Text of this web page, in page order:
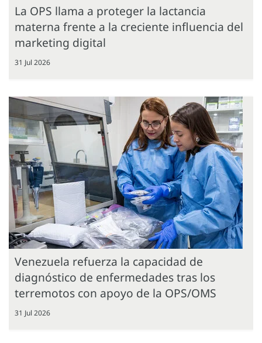
La OPS llama a proteger la lactancia
materna frente a la creciente influencia del
marketing digital
31 Jul 2026
Venezuela refuerza la capacidad de
diagnóstico de enfermedades tras los
terremotos con apoyo de la OPS/OMS
31 Jul 2026